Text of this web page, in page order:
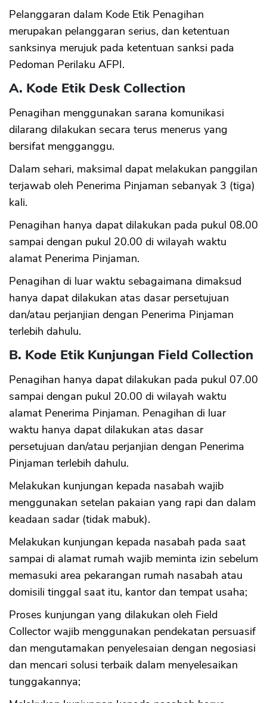
Pelanggaran dalam Kode Etik Penagihan
merupakan pelanggaran serius, dan ketentuan
sanksinya merujuk pada ketentuan sanksi pada
Pedoman Perilaku AFPI.
A. Kode Etik Desk Collection
Penagihan menggunakan sarana komunikasi
dilarang dilakukan secara terus menerus yang
bersifat mengganggu.
Dalam sehari, maksimal dapat melakukan panggilan
terjawab oleh Penerima Pinjaman sebanyak 3 (tiga)
kali.
Penagihan hanya dapat dilakukan pada pukul 08.00
sampai dengan pukul 20.00 di wilayah waktu
alamat Penerima Pinjaman.
Penagihan di luar waktu sebagaimana dimaksud
hanya dapat dilakukan atas dasar persetujuan
dan/atau perjanjian dengan Penerima Pinjaman
terlebih dahulu.
B. Kode Etik Kunjungan Field Collection
Penagihan hanya dapat dilakukan pada pukul 07.00
sampai dengan pukul 20.00 di wilayah waktu
alamat Penerima Pinjaman. Penagihan di luar
waktu hanya dapat dilakukan atas dasar
persetujuan dan/atau perjanjian dengan Penerima
Pinjaman terlebih dahulu.
Melakukan kunjungan kepada nasabah wajib
menggunakan setelan pakaian yang rapi dan dalam
keadaan sadar (tidak mabuk).
Melakukan kunjungan kepada nasabah pada saat
sampai di alamat rumah wajib meminta izin sebelum
memasuki area pekarangan rumah nasabah atau
domisili tinggal saat itu, kantor dan tempat usaha;
Proses kunjungan yang dilakukan oleh Field
Collector wajib menggunakan pendekatan persuasif
dan mengutamakan penyelesaian dengan negosiasi
dan mencari solusi terbaik dalam menyelesaikan
tunggakannya;